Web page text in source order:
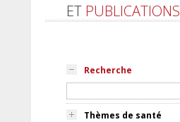
ET PUBLICATIONS
Recherche
Thèmes de santé